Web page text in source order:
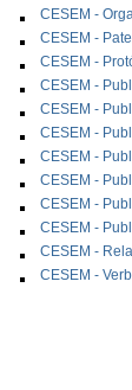
CESEM -
CESEM -
CESEM -
CESEM -
CESEM -
CESEM -
CESEM -
CESEM -
CESEM -
CESEM -
CESEM -
CESEM -